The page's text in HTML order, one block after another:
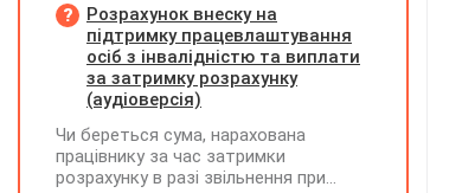
місцем роботи та за сумісництвом,
чи рахується це як два роботодавці?
Розрахунок внеску на
підтримку працевлаштування
осіб з інвалідністю та виплати
за затримку розрахунку
(аудіоверсія)
Чи береться сума, нарахована
працівнику за час затримки
розрахунку в разі звільнення при